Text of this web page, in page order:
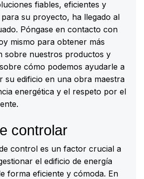
fiables, eficientes y
su proyecto, ha llegado al
Póngase en contacto con
mismo para obtener más
sobre nuestros productos y
cómo podemos ayudarle a
su edificio en una obra maestra
energética y el respeto por el
controlar
control es un factor crucial a
el edificio de energía
forma eficiente y cómoda. En